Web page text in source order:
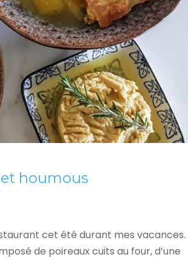
houmous
cet été durant mes vacances.
de poireaux cuits au four, d’une